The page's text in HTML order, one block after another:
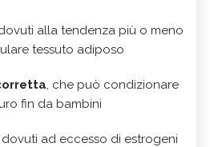
alla tendenza più o meno
tessuto adiposo
, che può condizionare
fin da bambini
dovuti ad eccesso di estrogeni